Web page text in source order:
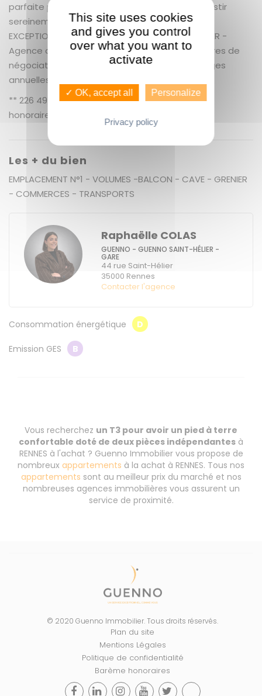
parfaite pour démarrer un projet de vie ou investir
sereinement. A visiter sans tarder ! UN SERVICE
EXCEPTIONNEL, COMME VOUS ! GUENNO IMMOBILIER -
Agence de Saint Hélier - Gare + 5.35 % honoraires de
négociation TTC. Copropriété de 32 lots. Charges
annuelles : 1232 euros.
** 226 495 € honoraires inclus | 215 000 € hors
honoraires
Les + du bien
EMPLACEMENT N°1 - VOLUMES -BALCON - CAVE - GRENIER
- COMMERCES - TRANSPORTS
Raphaëlle COLAS
GUENNO - GUENNO SAINT-HÉLIER -
GARE
44 rue Saint-Hélier
35000 Rennes
Contacter l'agence
Consommation énergétique D
Emission GES B
Vous recherchez un T3 pour avoir un pied à terre
confortable doté de deux pièces indépendantes à
RENNES à l'achat ? Guenno Immobilier vous propose de
nombreux appartements à la achat à RENNES. Tous nos
appartements sont au meilleur prix du marché et nos
nombreuses agences immobilières vous assurent un
service de proximité.
© 2020 Guenno Immobilier. Tous droits réservés.
Plan du site
Mentions Légales
Politique de confidentialité
Barème honoraires
This site uses cookies
and gives you control
over what you want to
activate
✓ OK, accept all Personalize
Privacy policy